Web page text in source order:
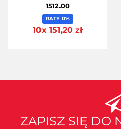
1512.00
RATY 0%
10x 151,20 zł
ZAPISZ SIĘ DO